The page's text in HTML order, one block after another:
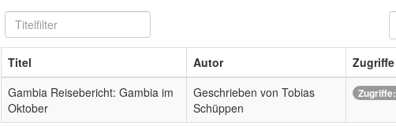
Titelfilter
#
Titel
Autor
Zugriffe
Gambia Reisebericht: Gambia im
Oktober
Geschrieben von Tobias
Schüppen